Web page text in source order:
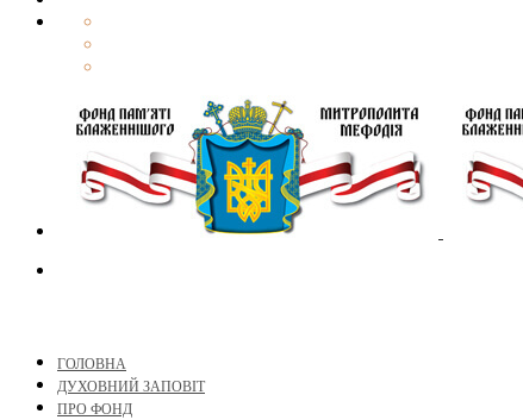
ГОЛОВНА
ДУХОВНИЙ ЗАПОВІТ
ПРО ФОНД